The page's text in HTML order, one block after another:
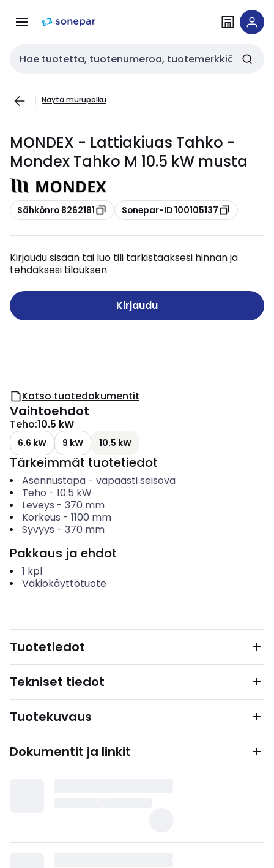
navigointiinsisältöön
Haku
Näytä murupolku
MONDEX - Lattiakiuas Tahko -
Mondex Tahko M 10.5 kW musta
Kopioi
Sähkönro 8262181 Kopioi
Sonepar-ID 100105137
Kirjaudu sisään tai luo tili tarkistaaksesi hinnan ja
tehdäksesi tilauksen
Kirjaudu
Katso tuotedokumentit
Vaihtoehdot
Teho:10.5 kW
6.6 kW 9 kW 10.5 kW
Tärkeimmät tuotetiedot
Asennustapa- vapaasti seisova
Teho - 10.5 kW
Leveys - 370 mm
Korkeus - 1100 mm
Syvyys - 370 mm
Pakkaus ja ehdot
1 kpl
Vakiokäyttötuote
Tuotetiedot
Tekniset tiedot
Tuotekuvaus
Dokumentit ja linkit